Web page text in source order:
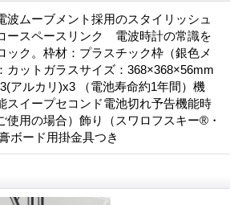
波ムーブメント採用のスタイリッシュ
ースペースリンク 電波時計の常識を
ック。枠材：プラスチック枠（銀色メ
カットガラスサイズ：368×368×56mm
アルカリ)x3 （電池寿命約1年間）機
スイープセコンド電池切れ予告機能時
使用の場合）飾り（スワロフスキー®・
ボード用掛金具つき